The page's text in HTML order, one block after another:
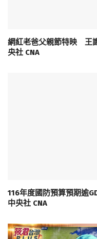
網紅老爸父親節特映 王
央社 CNA
116年度國防預算預期逾
中央社 CNA